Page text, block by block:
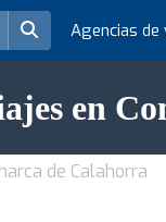
Agencias de
en
de Calahorra